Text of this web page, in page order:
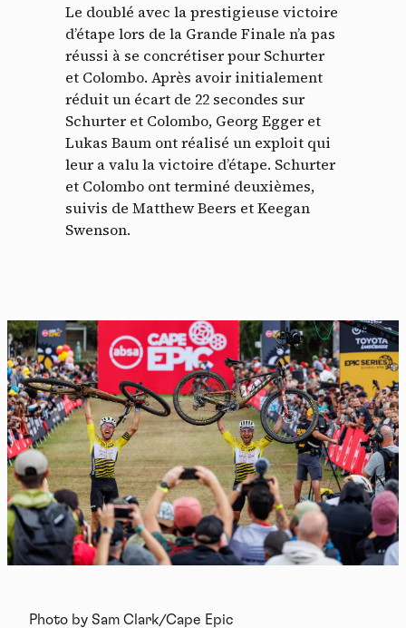
Le doublé avec la prestigieuse victoire
d’étape lors de la Grande Finale n’a pas
réussi à se concrétiser pour Schurter
et Colombo. Après avoir initialement
réduit un écart de 22 secondes sur
Schurter et Colombo, Georg Egger et
Lukas Baum ont réalisé un exploit qui
leur a valu la victoire d’étape. Schurter
et Colombo ont terminé deuxièmes,
suivis de Matthew Beers et Keegan
Swenson.
Photo by Sam Clark/Cape Epic